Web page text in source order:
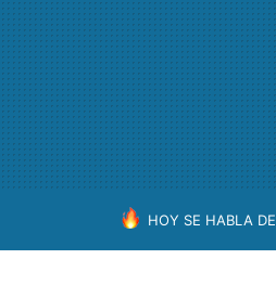
HOY SE HABLA DE